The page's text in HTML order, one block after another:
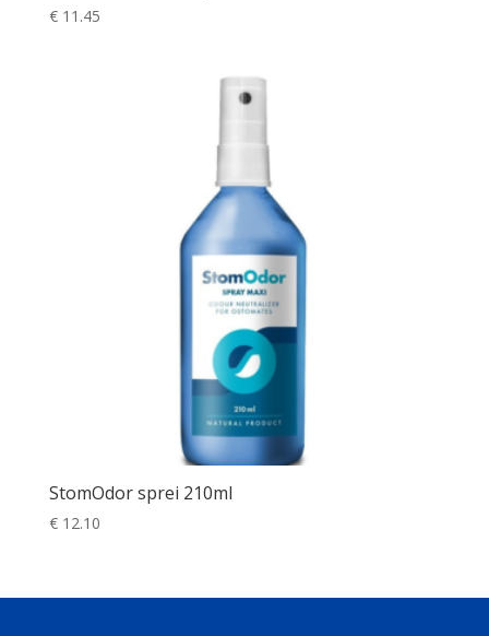
€11.45
StomOdor sprei 210ml
€12.10